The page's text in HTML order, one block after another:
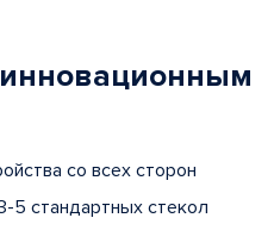
инновационным
со всех сторон
5 стандартных стекол